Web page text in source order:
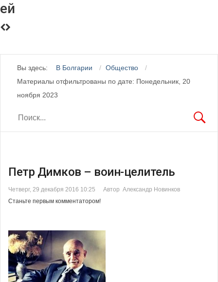
ей
Вы здесь: В Болгарии
Общество
Материалы отфильтрованы по дате: Понедельник, 20
ноября 2023
Петр Димков – воин-целитель
Четверг, 29 декабря 2016 10:25
Автор Александр Новинков
Станьте первым комментатором!